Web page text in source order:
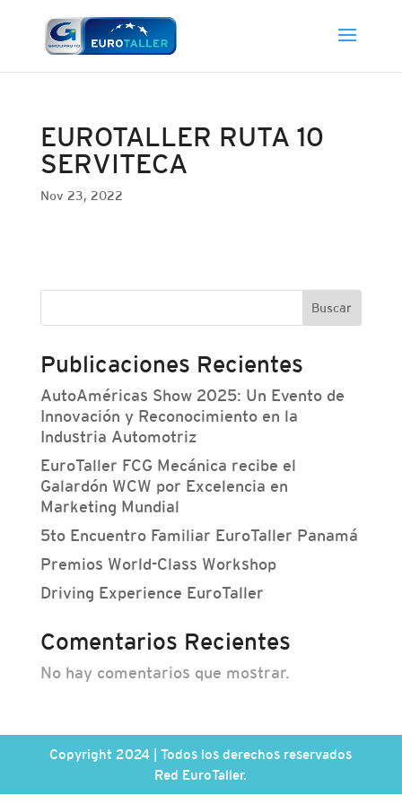
EUROTALLER RUTA 10
SERVITECA
Nov 23, 2022
Buscar
Publicaciones Recientes
AutoAméricas Show 2025: Un Evento de
Innovación y Reconocimiento en la
Industria Automotriz
EuroTaller FCG Mecánica recibe el
Galardón WCW por Excelencia en
Marketing Mundial
5to Encuentro Familiar EuroTaller Panamá
Premios World-Class Workshop
Driving Experience EuroTaller
Comentarios Recientes
No hay comentarios que mostrar.
Copyright 2024 | Todos los derechos reservados
Red EuroTaller.